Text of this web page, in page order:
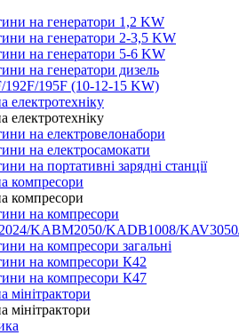
на генератори 1,2 KW
на генератори 2-3,5 KW
на генератори 5-6 KW
на генератори дизель
192F/195F (10-12-15 KW)
електротехніку
електротехніку
на електровелонабори
на електросамокати
на портативні зарядні станції
компресори
компресори
на компресори
KABM2050/KADB1008/
на компресори загальні
на компресори К42
на компресори К47
мінітрактори
мінітрактори